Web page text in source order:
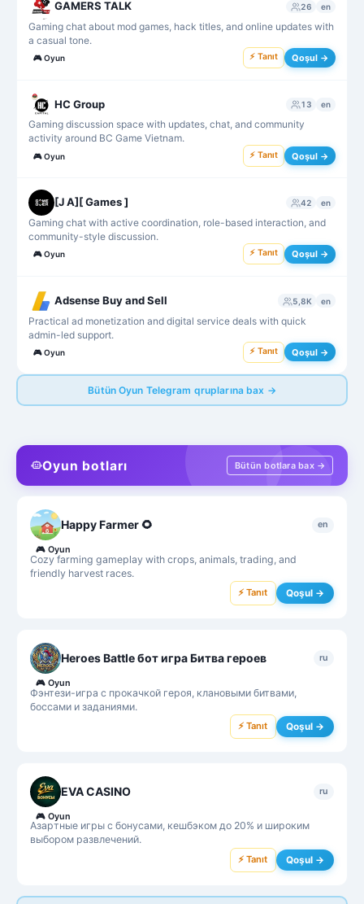
GAMERS TALK 26 en
Gaming chat about mod games, hack titles, and online updates with
a casual tone.
🎮Oyun ⚡ Tanıt Qoşul →
HC Group 13 en
Gaming discussion space with updates, chat, and community
activity around BC Game Vietnam.
🎮Oyun ⚡ Tanıt Qoşul →
[J A][ Games ] 42 en
Gaming chat with active coordination, role-based interaction, and
community-style discussion.
🎮Oyun ⚡ Tanıt Qoşul →
Adsense Buy and Sell 5,8K en
Practical ad monetization and digital service deals with quick
admin-led support.
🎮Oyun ⚡ Tanıt Qoşul →
Bütün Oyun Telegram qruplarına bax →
Oyun botları Bütün botlara bax →
Happy Farmer 🌻 en
Cozy farming gameplay with crops, animals, trading, and
friendly harvest races.
🎮 Oyun
⚡ Tanıt Qoşul →
Heroes Battle бот игра Битва героев ru
Фэнтези-игра с прокачкой героя, клановыми битвами,
боссами и заданиями.
🎮 Oyun
⚡ Tanıt Qoşul →
EVA CASINO ru
Азартные игры с бонусами, кешбэком до 20% и широким
выбором развлечений.
🎮 Oyun
⚡ Tanıt Qoşul →